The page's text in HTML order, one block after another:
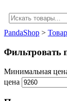
PandaShop >
Фильтровать
Минимальная
цена